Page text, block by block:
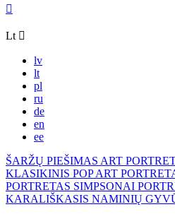
Lt
lv
lt
pl
ru
de
en
ee
ŠARŽŲ PIEŠIMAS ART
KLASIKINIS POP ART
PORTRETAS SIMPSONAI
KARALIŠKASIS NAMINIŲ